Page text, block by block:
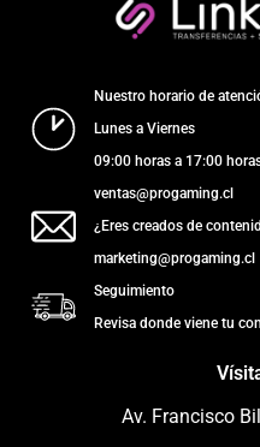
Nuestro horario de
Lunes a Viernes
09:00 horas a 17:00
ventas@progaming.cl
¿Eres creados de
marketing@progaming.cl
Seguimiento
Revisa donde viene tu
Av. Francisco